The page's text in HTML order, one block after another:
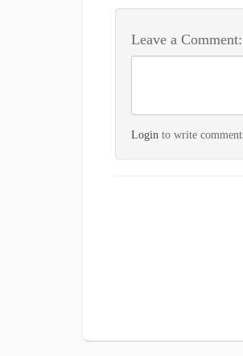
Leave a Comment:
Login to write